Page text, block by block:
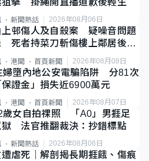
狙擊 掛繩開直播道歉後輕生
新聞熱話 2026年08月06日
上邨傷人及自殺案 疑噪音問題
死者持菜刀斬傷樓上鄰居後墮
港聞 首頁新聞 2026年08月08日
婦墮內地公安電騙陷阱 分81次
證金」損失近6900萬元
港聞 首頁新聞 2026年08月07日
歲女自拍祼照 「A0」男捱足
獄 法官推翻裁決：抄錯標點
新聞熱話 2026年08月06日
遭虐死｜解剖揭長期捱餓、傷痕